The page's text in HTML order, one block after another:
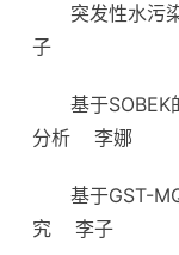
突发性水污
子
基于
分析 李娜
基于GST-
究 李子